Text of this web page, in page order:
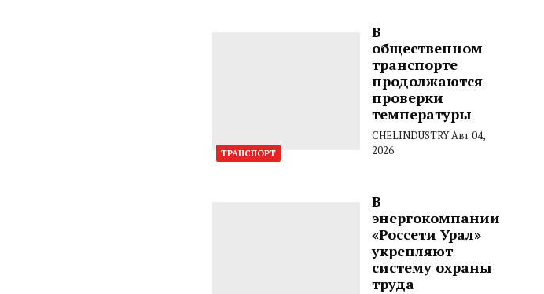
ТРАНСПОРТ
В
общественном
транспорте
продолжаются
проверки
температуры
CHELINDUSTRYАвг 04,
2026
В
энергокомпании
«Россети Урал»
укрепляют
систему охраны
труда